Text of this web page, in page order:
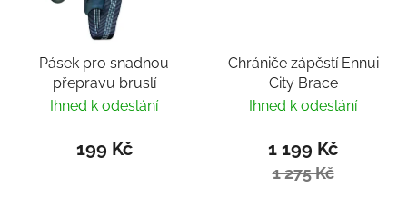
Pásek pro snadnou
přepravu bruslí
Ihned k odeslání
199 Kč
Chrániče zápěstí Ennui
City Brace
Ihned k odeslání
1 199 Kč
1 275 Kč